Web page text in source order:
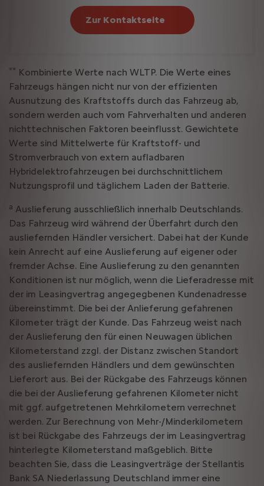
Zur Kontaktseite
** Kombinierte Werte nach WLTP. Die Werte eines
Fahrzeugs hängen nicht nur von der effizienten
Ausnutzung des Kraftstoffs durch das Fahrzeug ab,
sondern werden auch vom Fahrverhalten und anderen
nichttechnischen Faktoren beeinflusst. Gewichtete
Werte sind Mittelwerte für Kraftstoff- und
Stromverbrauch von extern aufladbaren
Hybridelektrofahrzeugen bei durchschnittlichem
Nutzungsprofil und täglichem Laden der Batterie.
a Auslieferung ausschließlich innerhalb Deutschlands.
Das Fahrzeug wird während der Überfahrt durch den
ausliefernden Händler versichert. Dabei hat der Kunde
kein Anrecht auf eine Auslieferung auf eigener oder
fremder Achse. Eine Auslieferung zu den genannten
Konditionen ist nur möglich, wenn die Lieferadresse mit
der im Leasingvertrag angegegbenen Kundenadresse
übereinstimmt. Die bei der Anlieferung gefahrenen
Kilometer trägt der Kunde. Das Fahrzeug weist nach
der Auslieferung den für einen Neuwagen üblichen
Kilometerstand zzgl. der Distanz zwischen Standort
des ausliefernden Händlers und dem gewünschten
Lieferort aus. Bei der Rückgabe des Fahrzeugs können
die bei der Auslieferung gefahrenen Kilometer nicht
mit ggf. aufgetretenen Mehrkilometern verrechnet
werden. Zur Berechnung von Mehr-/Minderkilometern
ist bei Rückgabe des Fahrzeugs der im Leasingvertrag
hinterlegte Kilometerstand maßgeblich. Bitte
beachten Sie, dass die Leasingverträge der Stellantis
Bank SA Niederlassung Deutschland immer eine